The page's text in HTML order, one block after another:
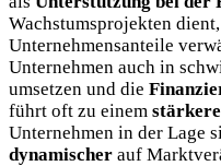
Wachstumsprojekten
Unternehmensanteile
Unternehmen auch in
umsetzen und die
führt oft zu einem
Unternehmen in der Lage
dynamischer auf